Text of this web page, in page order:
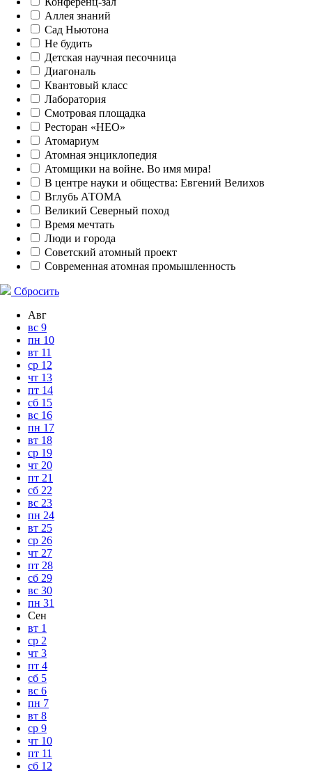
Аллея знаний
Сад Ньютона
Не будить
Детская научная песочница
Диагональ
Квантовый класс
Лаборатория
Смотровая площадка
Ресторан «НЕО»
Атомариум
Атомная энциклопедия
Атомщики на войне. Во имя мира!
В центре науки и общества: Евгений Велихов
Вглубь АТОМА
Великий Северный поход
Время мечтать
Люди и города
Советский атомный проект
Современная атомная промышленность
Сбросить
Авг
вс 9
пн 10
вт 11
ср 12
чт 13
пт 14
сб 15
вс 16
пн 17
вт 18
ср 19
чт 20
пт 21
сб 22
вс 23
пн 24
вт 25
ср 26
чт 27
пт 28
сб 29
вс 30
пн 31
Сен
вт 1
ср 2
чт 3
пт 4
сб 5
вс 6
пн 7
вт 8
ср 9
чт 10
пт 11
сб 12